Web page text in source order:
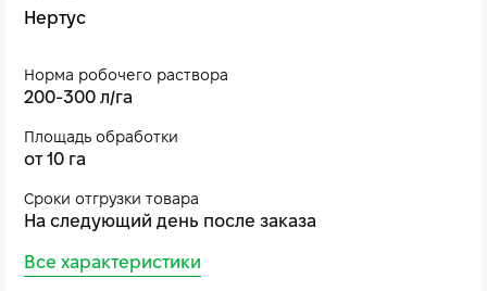
Нертус
Норма робочего раствора
200-300 л/га
Площадь обработки
от 10 га
Сроки отгрузки товара
На следующий день после заказа
Все характеристики